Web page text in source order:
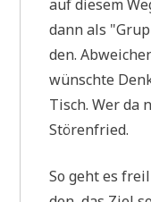
auf die­sem
dann als
den.
wünsch­te
Tisch. Wer da
Störenfried.
So geht es